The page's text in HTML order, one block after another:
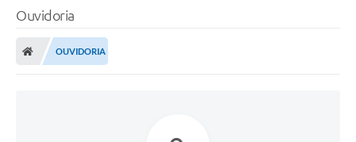
Ouvidoria
OUVIDORIA